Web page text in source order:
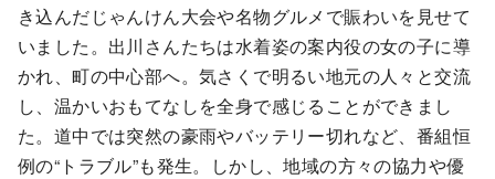
き込んだじゃんけん大会や名物グルメで賑わいを見せて
いました。出川さんたちは水着姿の案内役の女の子に導
かれ、町の中心部へ。気さくで明るい地元の人々と交流
し、温かいおもてなしを全身で感じることができまし
た。道中では突然の豪雨やバッテリー切れなど、番組恒
例の“トラブル”も発生。しかし、地域の方々の協力や優